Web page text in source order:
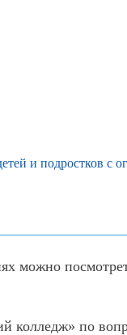
и подростков с
можно
по